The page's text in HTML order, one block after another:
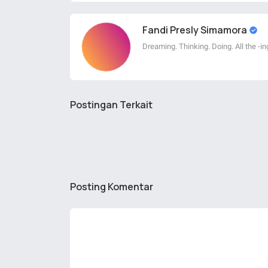
Fandi Presly Simamora
Dreaming. Thinking. Doing. All the -
Postingan Terkait
Posting Komentar